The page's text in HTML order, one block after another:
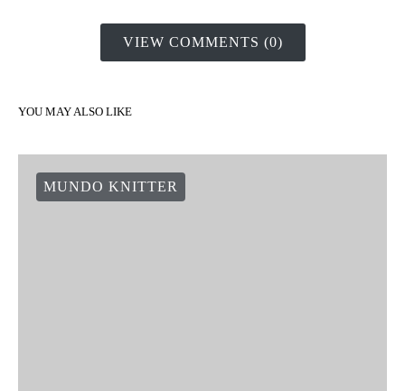
VIEW COMMENTS (0)
YOU MAY ALSO LIKE
MUNDO KNITTER